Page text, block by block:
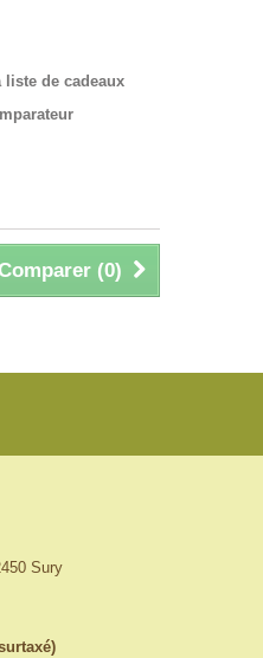
liste de cadeaux
(0)
Sury